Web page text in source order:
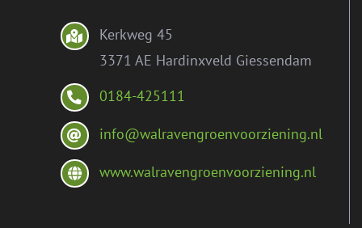
Kerkweg 45
3371 AE Hardinxveld Giessendam
0184-425111
info@walravengroenvoorziening.nl
www.walravengroenvoorziening.nl